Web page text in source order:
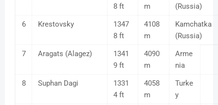
8 ft
m
(Russia)
6 Krestovsky
1347
8 ft
4108
m
Kamchatka
(Russia)
7 Aragats (Alagez)
1341
9 ft
4090
m
Arme
nia
8 Suphan Dagi
1331
4 ft
4058
m
Turke
y